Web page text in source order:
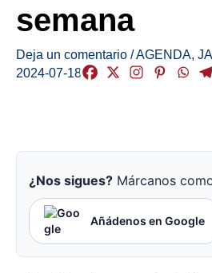
semana
Deja un comentario /AGENDA,
2024-07-18
¿Nos sigues? Márcanos
Añádenos en Google